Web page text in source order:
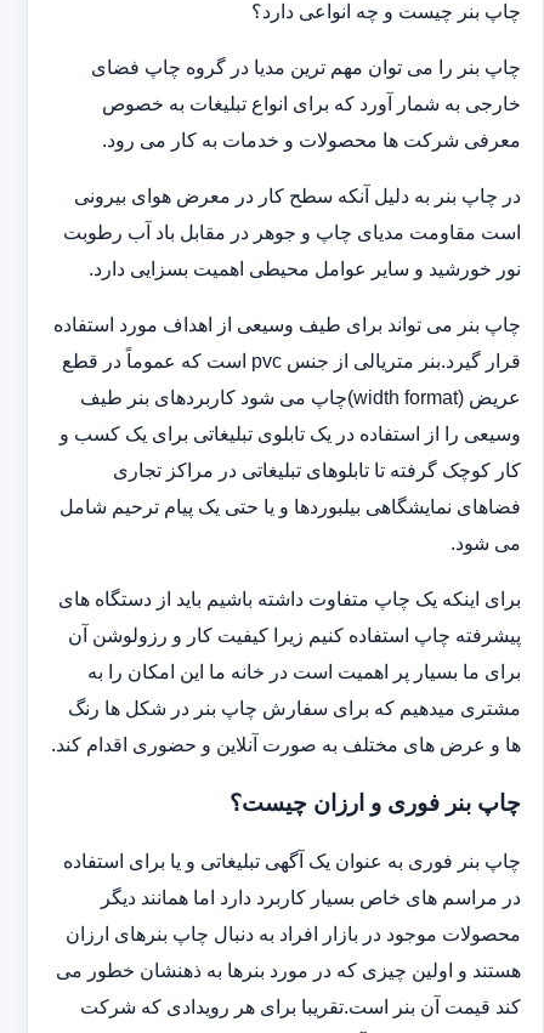
چاپ بنر چیست و چه انواعی دارد؟
چاپ بنر را می توان مهم ترین مدیا در گروه چاپ فضای
خارجی به شمار آورد که برای انواع تبلیغات به خصوص
معرفی شرکت ها محصولات و خدمات به کار می رود.
در چاپ بنر به دلیل آنکه سطح کار در معرض هوای بیرونی
است مقاومت مدیای چاپ و جوهر در مقابل باد آب رطوبت
نور خورشید و سایر عوامل محیطی اهمیت بسزایی دارد.
چاپ بنر می تواند برای طیف وسیعی از اهداف مورد استفاده
قرار گیرد.بنر متریالی از جنس pvc است که عموماً در قطع
عریض (width format)چاپ می شود کاربردهای بنر طیف
وسیعی را از استفاده در یک تابلوی تبلیغاتی برای یک کسب و
کار کوچک گرفته تا تابلوهای تبلیغاتی در مراکز تجاری
فضاهای نمایشگاهی بیلبوردها و یا حتی یک پیام ترحیم شامل
می شود.
برای اینکه یک چاپ متفاوت داشته باشیم باید از دستگاه های
پیشرفته چاپ استفاده کنیم زیرا کیفیت کار و رزولوشن آن
برای ما بسیار پر اهمیت است در خانه ما این امکان را به
مشتری میدهیم که برای سفارش چاپ بنر در شکل ها رنگ
ها و عرض های مختلف به صورت آنلاین و حضوری اقدام کند.
چاپ بنر فوری و ارزان چیست؟
چاپ بنر فوری به عنوان یک آگهی تبلیغاتی و یا برای استفاده
در مراسم های خاص بسیار کاربرد دارد اما همانند دیگر
محصولات موجود در بازار افراد به دنبال چاپ بنرهای ارزان
هستند و اولین چیزی که در مورد بنرها به ذهنشان خطور می
کند قیمت آن بنر است.تقریبا برای هر رویدادی که شرکت